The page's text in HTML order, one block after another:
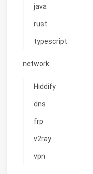
java
rust
typescript
network
Hiddify
dns
frp
v2ray
vpn